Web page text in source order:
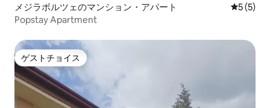
メジラボルツェのマンション・アパート レビュー
5 (5)
Popstay Apartment
ゲストチョイス
ゲストチョイス